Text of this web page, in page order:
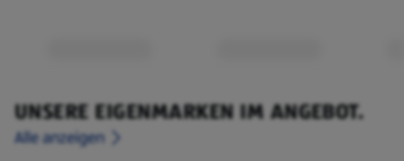
UNSERE EIGENMARKEN IM ANGEBOT.
Alle anzeigen